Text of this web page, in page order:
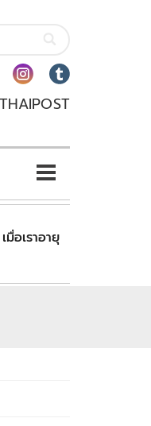
มื่อเราอายุ